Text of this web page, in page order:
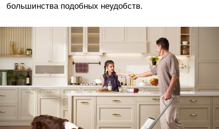
большинства подобных неудобств.